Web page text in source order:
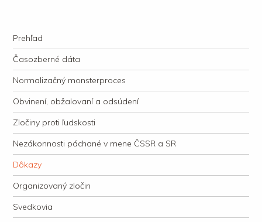
justície
Navigation
Skip to content
Prehľad
Časozberné dáta
Normalizačný monsterproces
Obvinení, obžalovaní a odsúdení
Zločiny proti ľudskosti
Nezákonnosti páchané v mene ČSSR a SR
Dôkazy
Organizovaný zločin
Svedkovia